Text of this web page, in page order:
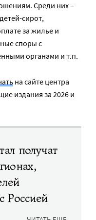
Среди них –
сирот,
за жилье и
споры с
органами и т.п.
на сайте центра
издания за 2026 и
получат
Россией